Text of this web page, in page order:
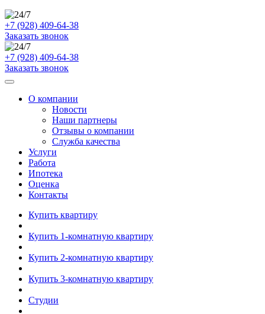
+7 (928) 409-64-38
Заказать звонок
+7 (928) 409-64-38
Заказать звонок
О компании
Новости
Наши партнеры
Отзывы о компании
Служба качества
Услуги
Работа
Ипотека
Оценка
Контакты
Купить квартиру
Купить 1-комнатную квартиру
Купить 2-комнатную квартиру
Купить 3-комнатную квартиру
Студии